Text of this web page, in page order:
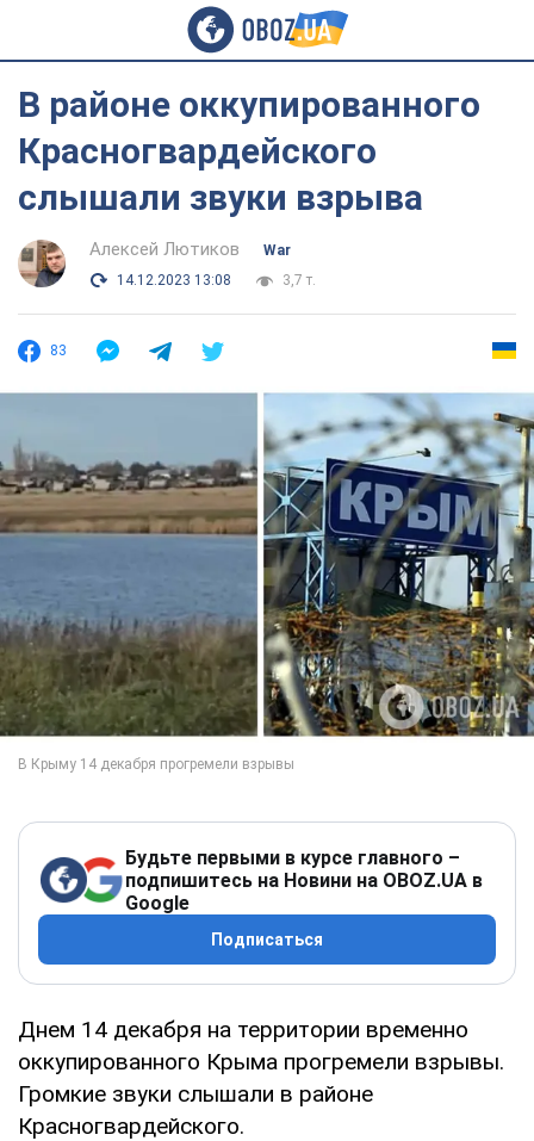
В районе оккупированного
Красногвардейского
слышали звуки взрыва
Алексей Лютиков
War
14.12.2023 13:08
3,7 т.
83
Будьте первыми в курсе главного –
подпишитесь на Новини на OBOZ.UA в
Google
Подписаться
Днем 14 декабря на территории временно
оккупированного Крыма прогремели взрывы.
Громкие звуки слышали в районе
Красногвардейского.